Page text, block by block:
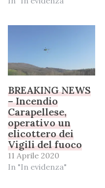
BREAKING NEWS
– Incendio
Carapellese,
operativo un
elicottero dei
Vigili del fuoco
11 Aprile 2020
In "In evidenza"